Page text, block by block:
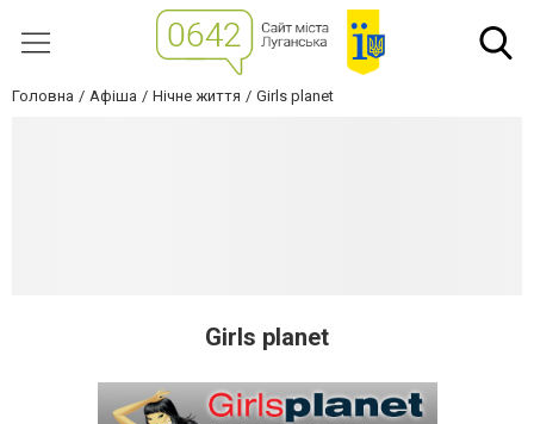
Головна Афіша Нічне життя Girls planet
Girls planet